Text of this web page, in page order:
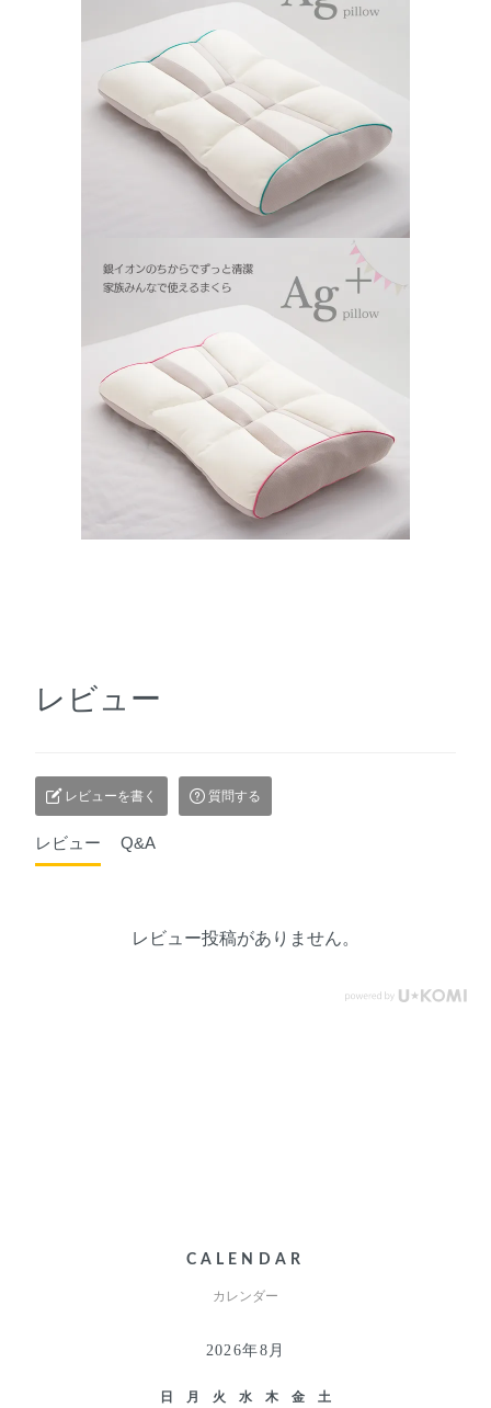
レビュー
レビューを書く 質問する
レビュー Q&A
レビュー投稿がありません。
CALENDAR
カレンダー
2026年8月
日 月 火 水 木 金 土